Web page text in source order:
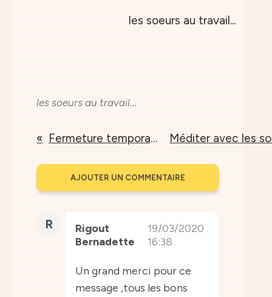
les soeurs au travail...
Fermeture temporaire
AJOUTER UN COMMENTAIRE
R
Rigout
Bernadette
19/03/2020
16:38
Un grand merci pour ce
message ,tous les bons